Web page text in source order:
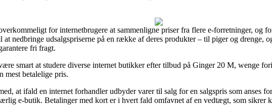
for internetbrugere at sammenligne priser fra flere e-forretninger, og
at nedbringe udsalgspriserne på en række af deres produkter – til piger og drenge,
fri fragt.
smart at studere diverse internet butikker efter tilbud på Ginger 20 M, wenge
mest betalelige pris.
at ifald en internet forhandler udbyder varer til salg for en salgspris som anses
e-butik. Betalinger med kort er i hvert fald omfavnet af en vedtægt, som sikrer